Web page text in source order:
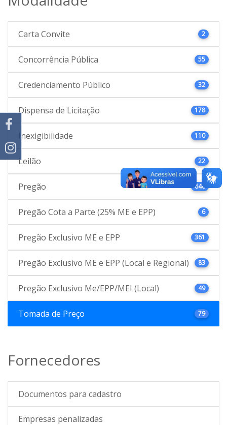
Carta Convite 2
Concorrência Pública 55
Credenciamento Público 32
Dispensa de Licitação 178
Inexigibilidade 110
Leilão 22
Pregão 646
Pregão Cota a Parte (25% ME e EPP) 6
Pregão Exclusivo ME e EPP 361
Pregão Exclusivo ME e EPP (Local e Regional) 83
Pregão Exclusivo Me/EPP/MEI (Local) 49
Tomada de Preço 79
Fornecedores
Documentos para cadastro
Empresas penalizadas